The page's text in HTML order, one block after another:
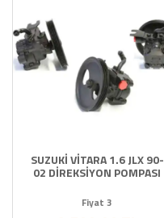
SUZUKİ VİTARA 1.6 JLX 90-
02 DİREKSİYON POMPASI
Fiyat 3